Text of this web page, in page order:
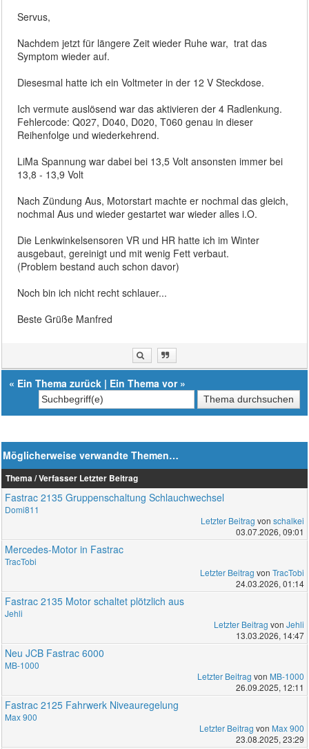
Servus,
Nachdem jetzt für längere Zeit wieder Ruhe war, trat das
Symptom wieder auf.
Diesesmal hatte ich ein Voltmeter in der 12 V Steckdose.
Ich vermute auslösend war das aktivieren der 4 Radlenkung.
Fehlercode: Q027, D040, D020, T060 genau in dieser
Reihenfolge und wiederkehrend.
LiMa Spannung war dabei bei 13,5 Volt ansonsten immer bei
13,8 - 13,9 Volt
Nach Zündung Aus, Motorstart machte er nochmal das gleich,
nochmal Aus und wieder gestartet war wieder alles i.O.
Die Lenkwinkelsensoren VR und HR hatte ich im Winter
ausgebaut, gereinigt und mit wenig Fett verbaut.
(Problem bestand auch schon davor)
Noch bin ich nicht recht schlauer...
Beste Grüße Manfred
« Ein Thema zurück | Ein Thema vor»
Möglicherweise verwandte Themen…
Thema / Verfasser Letzter Beitrag
Fastrac 2135 Gruppenschaltung Schlauchwechsel
Domi811
Letzter Beitrag von schalkei
03.07.2026, 09:01
Mercedes-Motor in Fastrac
TracTobi
Letzter Beitrag von TracTobi
24.03.2026, 01:14
Fastrac 2135 Motor schaltet plötzlich aus
Jehli
Letzter Beitrag von Jehli
13.03.2026, 14:47
Neu JCB Fastrac 6000
MB-1000
Letzter Beitrag von MB-1000
26.09.2025, 12:11
Fastrac 2125 Fahrwerk Niveauregelung
Max 900
Letzter Beitrag von Max 900
23.08.2025, 23:29